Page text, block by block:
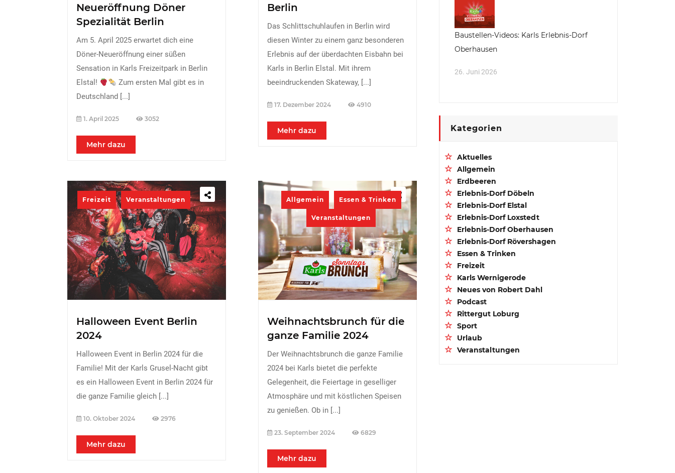
Neueröffnung Döner
Spezialität Berlin
Am 5. April 2025 erwartet dich eine
Döner-Neueröffnung einer süßen
Sensation in Karls Freizeitpark in Berlin
Elstal!
Zum ersten Mal gibt es in
Deutschland [...]
1. April 2025 3052
Mehr dazu
Berlin
Das Schlittschuhlaufen in Berlin wird
diesen Winter zu einem ganz besonderen
Erlebnis auf der überdachten Eisbahn bei
Karls in Berlin Elstal. Mit ihrem
beeindruckenden Skateway, [...]
17. Dezember 2024 4910
Mehr dazu
Freizeit Veranstaltungen
Halloween Event Berlin
2024
Halloween Event in Berlin 2024 für die
Familie! Mit der Karls Grusel-Nacht gibt
es ein Halloween Event in Berlin 2024 für
die ganze Familie gleich [...]
10. Oktober 2024 2976
Mehr dazu
Allgemein Essen & Trinken
Veranstaltungen
Weihnachtsbrunch für die
ganze Familie 2024
Der Weihnachtsbrunch die ganze Familie
2024 bei Karls bietet die perfekte
Gelegenheit, die Feiertage in geselliger
Atmosphäre und mit köstlichen Speisen
zu genießen. Ob in [...]
23. September 2024 6829
Mehr dazu
Baustellen-Videos: Karls Erlebnis-Dorf
Oberhausen
26. Juni 2026
Kategorien
Aktuelles
Allgemein
Erdbeeren
Erlebnis-Dorf Döbeln
Erlebnis-Dorf Elstal
Erlebnis-Dorf Loxstedt
Erlebnis-Dorf Oberhausen
Erlebnis-Dorf Rövershagen
Essen & Trinken
Freizeit
Karls Wernigerode
Neues von Robert Dahl
Podcast
Rittergut Loburg
Sport
Urlaub
Veranstaltungen